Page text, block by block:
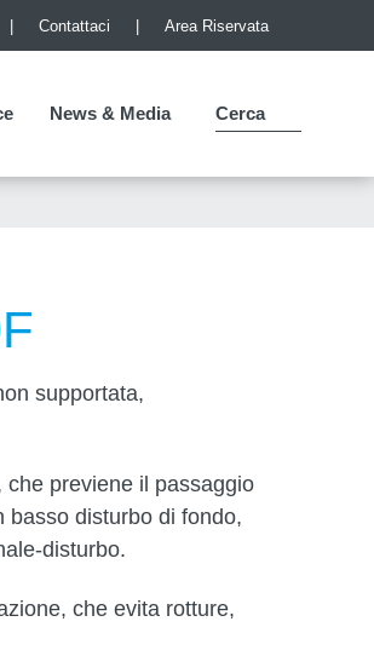
Contattaci Area Riservata
Cerca
News & Media
supportata,
che previene il passaggio
basso disturbo di fondo,
disturbo.
che evita rotture,